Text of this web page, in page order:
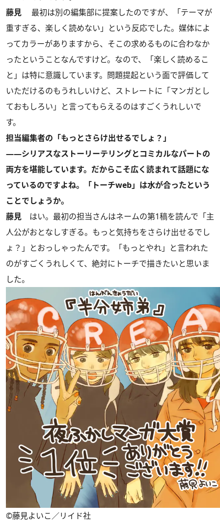
藤見 最初は別の編集部に提案したのですが、「テーマが
重すぎる、楽しく読めない」という反応でした。媒体によ
ってカラーがありますから、そこの求めるものに合わなか
ったということなんですけど。なので、「楽しく読めるこ
と」は特に意識しています。問題提起という面で評価して
いただけるのもうれしいけど、ストレートに「マンガとし
ておもしろい」と言ってもらえるのはすごくうれしいで
す。
担当編集者の「もっとさらけ出せるでしょ？」
――シリアスなストーリーテリングとコミカルなパートの
両方を堪能しています。だからこそ広く読まれて話題にな
っているのですよね。「トーチweb」は水が合ったという
ことでしょうか。
藤見 はい。最初の担当さんはネームの第1稿を読んで「主
人公がおとなしすぎる。もっと気持ちをさらけ出せるでし
ょ？」とおっしゃったんです。「もっとやれ」と言われた
のがすごくうれしくて、絶対にトーチで描きたいと思いま
した。
©藤見よいこ／リイド社